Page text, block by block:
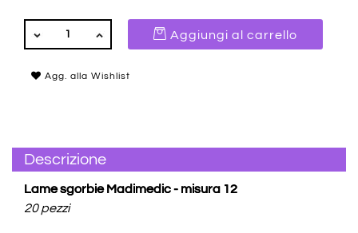
QUANTITÀ
Aggiungi al carrello
Agg. alla Wishlist
Descrizione
Lame sgorbie Madimedic - misura 12
20 pezzi